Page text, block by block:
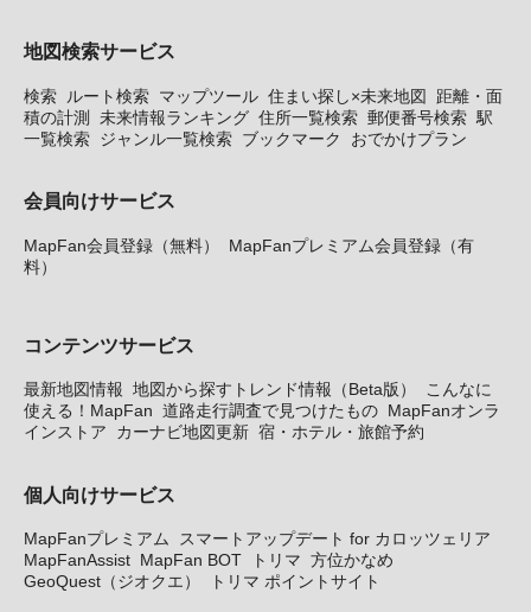
地図検索サービス
検索 ルート検索 マップツール 住まい探し×未来地図
距離・面
積の計測
未来情報ランキング 住所一覧検索 郵便番号検索 駅
一覧検索 ジャンル一覧検索 ブックマーク おでかけプラン
会員向けサービス
MapFan会員登録（無料）
MapFanプレミアム会員登録（有
料）
コンテンツサービス
最新地図情報 地図から探すトレンド情報（Beta版）
こんなに
使える！MapFan 道路走行調査で見つけたもの MapFanオンラ
インストア
カーナビ地図更新 宿・ホテル・旅館予約
個人向けサービス
MapFanプレミアム
スマートアップデート for カロッツェリア
MapFanAssist MapFan BOT トリマ 方位かなめ
GeoQuest（ジオクエ）
トリマ ポイントサイト